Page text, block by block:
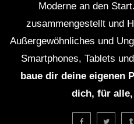
Moderne an den
zusammengestellt und
Außergewöhnliches und
Smartphones, Tablets
baue dir deine eigenen
dich, für